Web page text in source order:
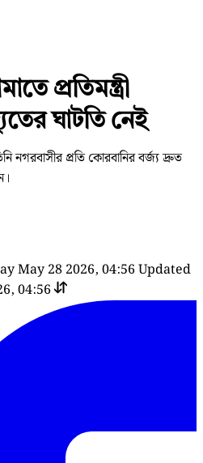
প্রতিমন্ত্রী
ঘাটতি নেই
নগরবাসীর প্রতি কোরবানির বর্জ্য দ্রুত
May 28 2026, 04:56 Updated
04:56